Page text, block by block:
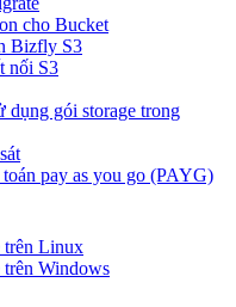
cho Bucket
Bizfly S3
nối S3
dụng gói storage trong
pay as you go (PAYG)
trên Linux
Windows